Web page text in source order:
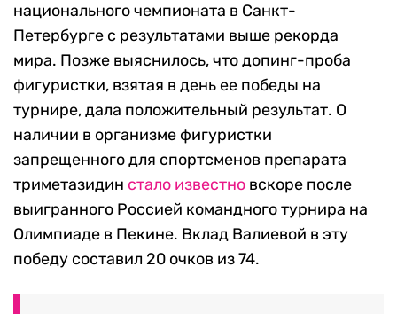
национального чемпионата в Санкт-
Петербурге с результатами выше рекорда
мира. Позже выяснилось, что допинг-проба
фигуристки, взятая в день ее победы на
турнире, дала положительный результат. О
наличии в организме фигуристки
запрещенного для спортсменов препарата
триметазидин стало известно вскоре после
выигранного Россией командного турнира на
Олимпиаде в Пекине. Вклад Валиевой в эту
победу составил 20 очков из 74.